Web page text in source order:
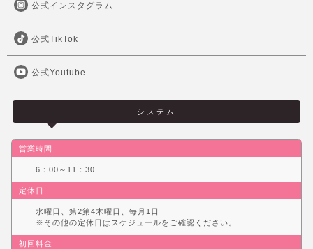
公式インスタグラム
公式TikTok
公式Youtube
システム
営業時間
6：00～11：30
定休日
水曜日、第2第4木曜日、毎月1日
※その他の定休日はスケジュールをご確認ください。
初回料金